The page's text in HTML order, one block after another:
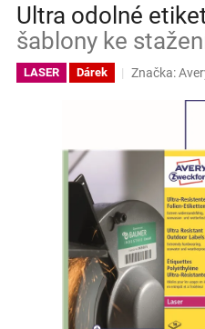
Ultra odolné
šablony ke
LASER Dárek Značka: